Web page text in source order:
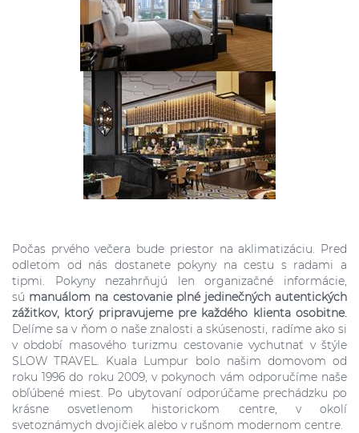
Počas prvého večera bude priestor na aklimatizáciu. Pred
odletom od nás dostanete pokyny na cestu s radami a
tipmi.
Pokyny nezahrňujú len organizačné informácie,
sú manuálom na cestovanie plné jedinečných autentických
zážitkov, ktorý pripravujeme pre každého klienta osobitne.
Delíme sa v ňom o naše znalosti a skúsenosti, radíme ako si
v období masového turizmu cestovanie vychutnať v štýle
SLOW TRAVEL. Kuala Lumpur bolo našim domovom od
roku 1996 do roku 2009, v pokynoch vám odporučíme naše
obľúbené miest. Po ubytovaní odporúčame prechádzku po
krásne osvetlenom historickom centre, v okolí
svetoznámych dvojičiek alebo v rušnom modernom centre.